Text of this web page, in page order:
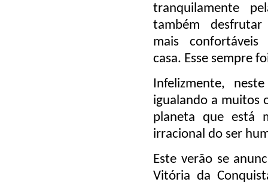
tranquilamente
também
mais
casa. Esse sempre
Infelizmente,
igualando a muitos
planeta que está
irracional do ser
Este verão se
Vitória da